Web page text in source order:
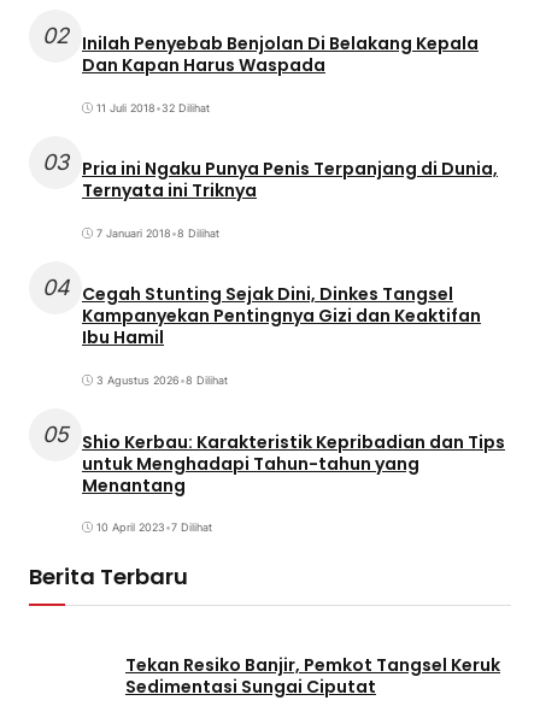
02 Inilah Penyebab Benjolan Di Belakang Kepala
Dan Kapan Harus Waspada
11 Juli 2018•32 Dilihat
03 Pria ini Ngaku Punya Penis Terpanjang di Dunia,
Ternyata ini Triknya
7 Januari 2018•8 Dilihat
04 Cegah Stunting Sejak Dini, Dinkes Tangsel
Kampanyekan Pentingnya Gizi dan Keaktifan
Ibu Hamil
3 Agustus 2026•8 Dilihat
05 Shio Kerbau: Karakteristik Kepribadian dan Tips
untuk Menghadapi Tahun-tahun yang
Menantang
10 April 2023•7 Dilihat
Berita Terbaru
Tekan Resiko Banjir, Pemkot Tangsel Keruk
Sedimentasi Sungai Ciputat